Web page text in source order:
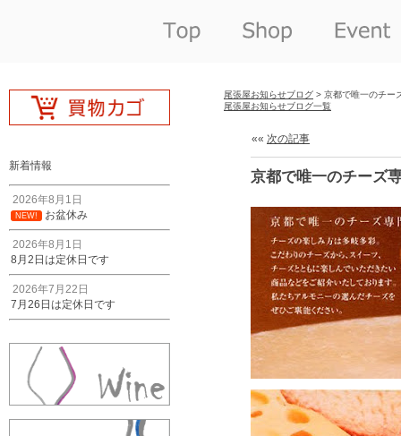
新着情報
2026年8月1日
NEW! お盆休み
2026年8月1日
8月2日は定休日です
2026年7月22日
7月26日は定休日です
尾張屋お知らせブログ > 京都で唯一のチー
尾張屋お知らせブログ一覧
«« 次の記事
京都で唯一のチーズ